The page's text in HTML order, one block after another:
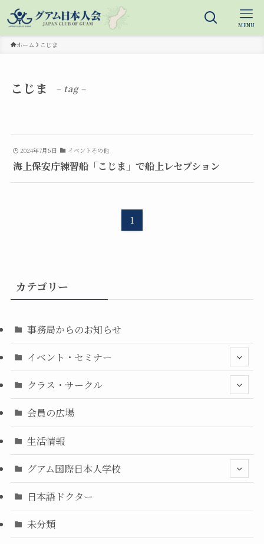
MENU
ホーム こじま
こじま – tag –
2024年7月5日 イベントその他
海上保安庁練習船「こじま」で船上レセプション
1
カテゴリー
事務局からのお知らせ
イベント・セミナー
クラス・サークル
会員の広場
生活情報
グアム国際日本人学校
日本語ドクター
未分類